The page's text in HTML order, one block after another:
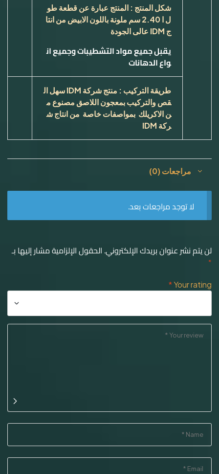
شكل المنتج : المنتج عبارة عن قطعة طو
ل ا 2.40 سم ملونة باللون الابيض من انتا
ج IDM عالى الجودة
يقبل جميع مواد التشطيباتوجميع ان
واع الدهانات
طريقة التركيب : منتج شركة IDMسهل ال
قص والتركيب بمعجون اللاصق مصنوع م
ن الاكريلك بمواصفات خاصة من انتاج ش
ركة IDM
مراجعات (0)
لا توجد مراجعات بعد.
لن يتم نشر عنوان بريدك الإلكتروني. الحقول الإلزامية مشار إليها بـ
*
Your rating
*